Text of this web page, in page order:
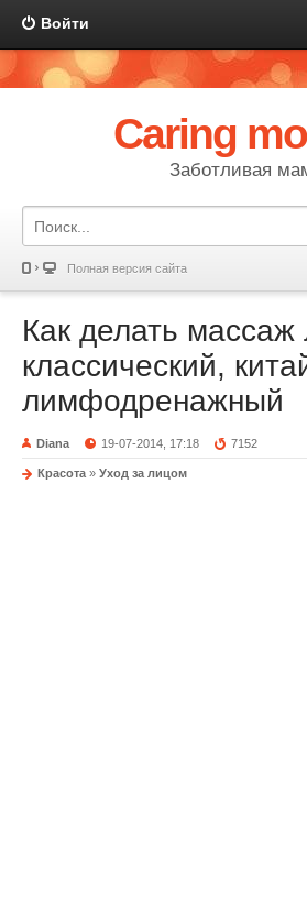
Войти
Caring
Заботливая
Полная версия сайта
Как делать массаж
классический,
лимфодренажный
Diana 19-07-2014, 17:18 7152
Красота » Уход за лицом